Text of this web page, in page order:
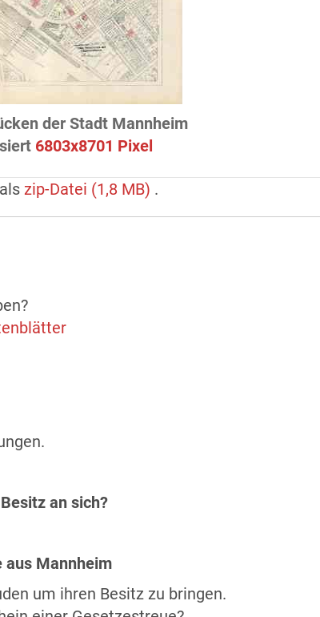
der Stadt Mannheim
6803x8701 Pixel
zip-Datei (1,8 MB) .
an sich?
Mannheim
um ihren Besitz zu bringen.